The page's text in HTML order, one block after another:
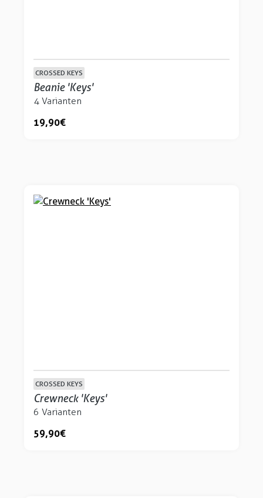
CROSSED KEYS
Beanie 'Keys'
4 Varianten
19,90 €
CROSSED KEYS
Crewneck 'Keys'
6 Varianten
59,90 €